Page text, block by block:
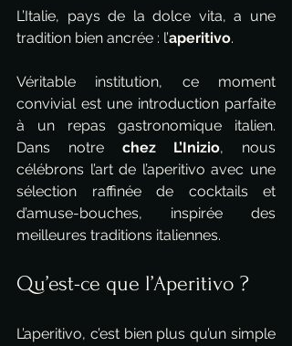
L’Italie, pays de la dolce vita, a une
tradition bien ancrée : l’aperitivo.
Véritable institution, ce moment
convivial est une introduction parfaite
à un repas gastronomique italien.
Dans notre chez L’Inizio, nous
célébrons l’art de l’aperitivo avec une
sélection raffinée de cocktails et
d’amuse-bouches, inspirée des
meilleures traditions italiennes.
Qu’est-ce que l’Aperitivo ?
L’aperitivo, c’est bien plus qu’un simple